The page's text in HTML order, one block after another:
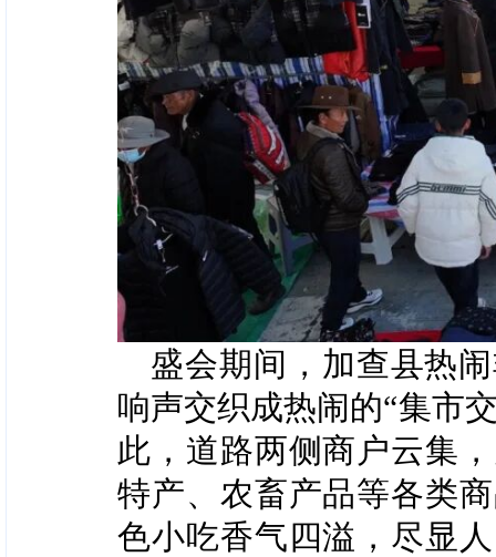
盛会期间，加查县热
响声交织成热闹的“集市
此，道路两侧商户云集
特产、农畜产品等各类
色小吃香气四溢，尽显